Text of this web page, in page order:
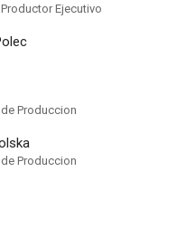
Ejecutivo
Produccion
Produccion